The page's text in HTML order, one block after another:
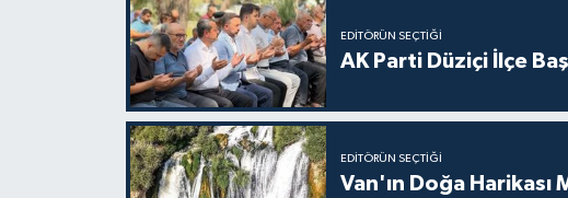
EDITÖRÜN SEÇTIĞI
AK Parti Düziçi İlçe
EDITÖRÜN SEÇTIĞI
Van'ın Doğa